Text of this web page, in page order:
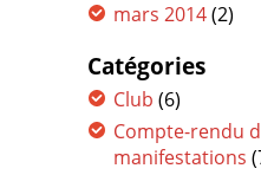
mars 2014(2)
Catégories
Club (6)
Compte-rendu
manifestations